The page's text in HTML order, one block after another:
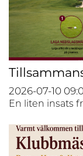
2026-07-10
En liten insats